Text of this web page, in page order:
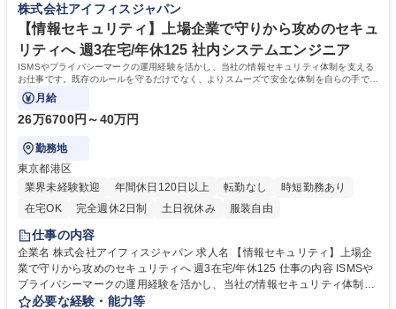
ーなど、導入後の継続的なサポート 募集職種 【IT×コンサル営業】上場企
業で仕組みづくりで顧客を笑顔に フレックス制
ンダード上場企業の安定基盤。国内証券調査レポート閲覧サービスでトッ
プクラスのシェアを誇り、長期にわたり無借金経営を続けるなど安心して
長くキャリアを築けます 学歴・資格 学歴：大学院 大学 高専 短大 専修学
校 語学力： 資格：
株式会社アイフィスジャパン
【情報セキュリティ】上場企業で守りから攻めのセキュ
リティへ 週3在宅/年休125 社内システムエンジニア
ISMSやプライバシーマークの運用経験を活かし、当社の情報セキュリティ体制を支える
お仕事です。既存のルールを守るだけでなく、よりスムーズで安全な体制を自らの手で創
り上げていく達成感を味わえます。
月給
26万6700円～40万円
勤務地
東京都港区
業界未経験歓迎
年間休日120日以上 転勤なし
時短勤務あり
在宅OK
完全週休2日制 土日祝休み 服装自由
仕事の内容
企業名 株式会社アイフィスジャパン 求人名 【情報セキュリティ】上場企
業で守りから攻めのセキュリティへ 週3在宅/年休125 仕事の内容 ISMSや
プライバシーマークの運用経験を活かし、当社の情報セキュリティ体制を
支えるお仕事です。既存のルールを守るだけでなく、よりスムーズで安全
必要な経験・能力等